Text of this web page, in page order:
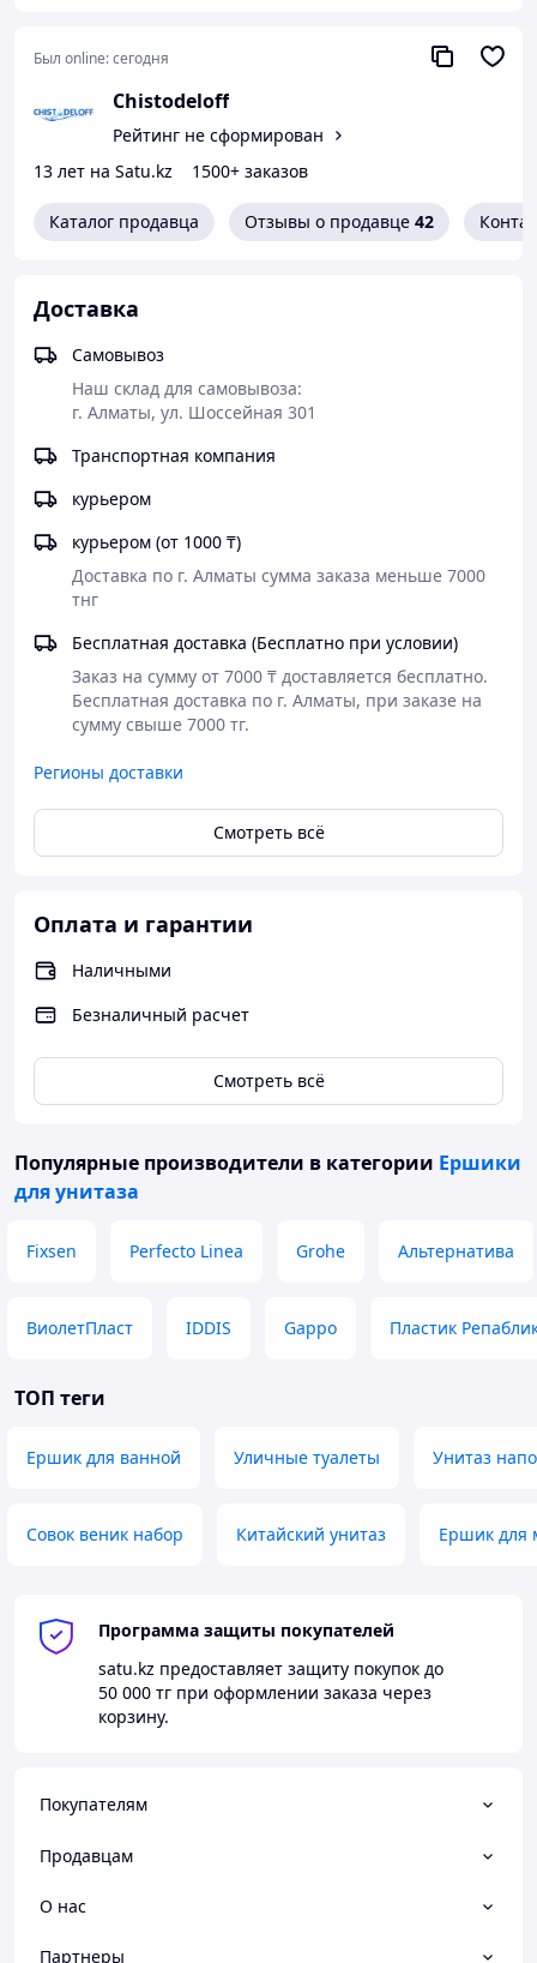
Был online:сегодня
Chistodeloff
Рейтинг не сформирован
13 лет на Satu.kz
1500+ заказов
Каталог продавца Отзывы о продавце 42
Доставка
Самовывоз
Наш склад для самовывоза:
г. Алматы, ул. Шоссейная 301
Транспортная компания
курьером
курьером (от 1000 ₸)
Доставка по г. Алматы сумма заказа меньше 7000
тнг
Бесплатная доставка (Бесплатно при условии)
Заказ на сумму от 7000 ₸ доставляется бесплатно.
Бесплатная доставка по г. Алматы, при заказе на
сумму свыше 7000 тг.
Регионы доставки
Смотреть всё
Оплата и гарантии
Наличными
Безналичный расчет
Смотреть всё
Популярные производители в категории Ершики
для унитаза
Fixsen Perfecto Linea Grohe Альтернатива
ВиолетПласт IDDIS Gappo Пластик
ТОП теги
Ершик для ванной Уличные туалеты Унитаз
Совок веник набор Китайский унитаз Ершик для
Программа защиты покупателей
satu.kz предоставляет защиту покупок до
50 000 тг при оформлении заказа через
корзину.
Покупателям
Продавцам
О нас
Партнеры